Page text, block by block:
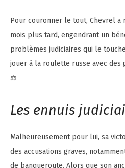
Pour couronner le tout, Chevrel a
mois plus tard, engendrant un
problèmes judiciaires qui le
jouer à la roulette russe avec des
⚖️
Les ennuis
Malheureusement pour lui, sa
des accusations graves,
de banqueroute. Alors que son